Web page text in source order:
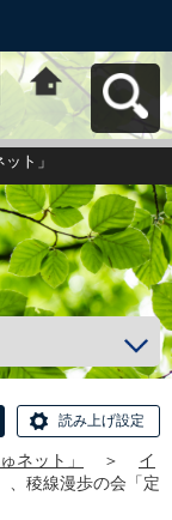
江東区コミュニ
ティ活動支援サ
イト「ことこみ
ゅネット」へ戻
る
ト」
読み上げ設定
ネット」 ＞
イ
、稜線漫歩の会「定